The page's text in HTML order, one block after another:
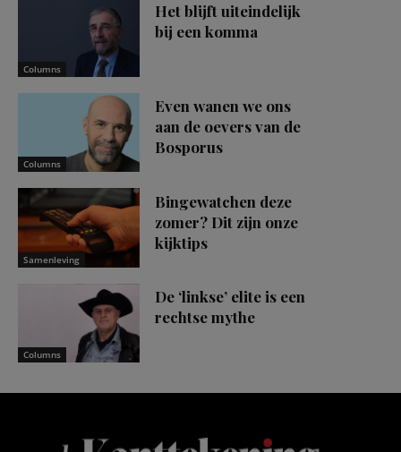
Columns
Het blijft uiteindelijk
bij een komma
Columns
Even wanen we ons
aan de oevers van de
Bosporus
Samenleving
Bingewatchen deze
zomer? Dit zijn onze
kijktips
Columns
De ‘linkse’ elite is een
rechtse mythe